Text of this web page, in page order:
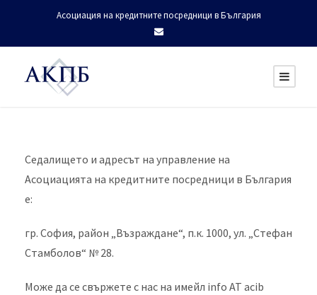
Асоциация на кредитните посредници в България
Седалището и адресът на управление на
Асоциацията на кредитните посредници в България
е:
гр. София, район „Възраждане“, п.к. 1000, ул. „Стефан
Стамболов“ № 28.
Може да се свържете с нас на имейл info АТ acib